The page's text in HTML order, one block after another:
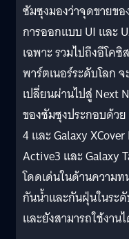
ซัมซุงมองว่าจุดขายข
การออกแบบ UI และ
เฉพาะ รวมไปถึงอีโค
พาร์ตเนอร์ระดับโลก
เปลี่ยนผ่านไปสู่ Next
ของซัมซุงประกอบด้วย
4 และ Galaxy
Active3 และ Galaxy
โดดเด่นในด้านความ
กันน้ำและกันฝุ่นในระ
และยังสามารถใช้งา